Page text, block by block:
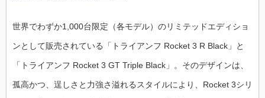
世界でわずか1,000台限定（各モデル）のリミテッドエディショ
ンとして販売されている「トライアンフ Rocket 3 R Black」と
「トライアンフ Rocket 3 GT Triple Black」。そのデザインは、
孤高かつ、逞しさと力強さ溢れるスタイルにより、Rocket 3シリ